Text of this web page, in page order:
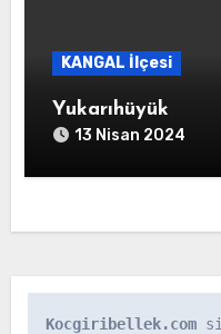
KANGAL İlçesi
Yukarıhüyük
13 Nisan 2024
Kocgiribellek.com